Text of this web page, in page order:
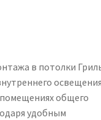
в потолки
освещения
общего
удобным